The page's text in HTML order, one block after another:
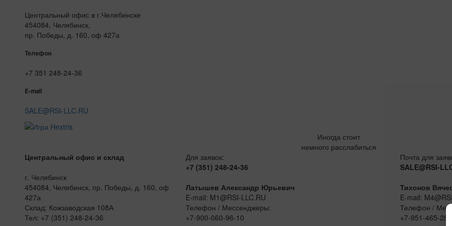
Центральный офис в г.Челябинске
454084, Челябинск,
пр. Победы, д. 160, оф 427а
Телефон
+7 351 248-24-36
E-mail
SALE@RSI-LLC.RU
Иногда стоит
немного расслабиться
Центральный офис и склад
г. Челябинск
454084, Челябинск, пр. Победы, д. 160, оф
427а
Склад: Кожзаводская 108А
Тел: +7 (351) 248-24-36
Для заявок:
+7 (351) 248-24-36
Латышев Александр Юрьевич
E-mail: M1@RSI-LLC.RU
Телефон / Мессенджеры:
+7-900-060-96-10
Почта для
SALE@RSI-
Тихонов
E-mail:
Телефон /
+7-951-465-28-